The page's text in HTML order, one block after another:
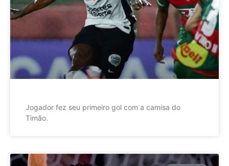
Jogador fez seu primeiro gol com a camisa do
Timão.